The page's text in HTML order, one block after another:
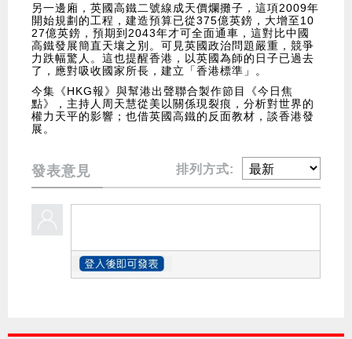
另一邊廂，英國高鐵二號線成天價爛攤子，這項2009年
開始規劃的工程，建造預算已從375億英鎊，大增至10
27億英鎊，預期到2043年才可全面通車，這對比中國
高鐵發展簡直天壤之別。可見英國政治問題嚴重，競爭
力跌幅驚人。這也提醒香港，以英國為師的日子已過去
了，應對吸收國家所長，建立「香港標準」。
今集《HKG報》與幫港出聲聯合製作節目《今日焦
點》，主持人周天慧從美以關係現裂痕，分析對世界的
權力天平的影響；也借英國高鐵的反面教材，談香港發
展。
發表意見 排列方式: